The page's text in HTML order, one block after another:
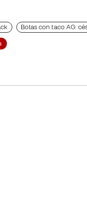
Botas con taco AG: